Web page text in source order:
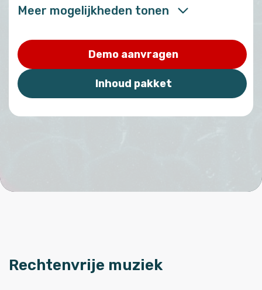
Meer mogelijkheden tonen
Demo aanvragen
Inhoud pakket
Rechtenvrije muziek